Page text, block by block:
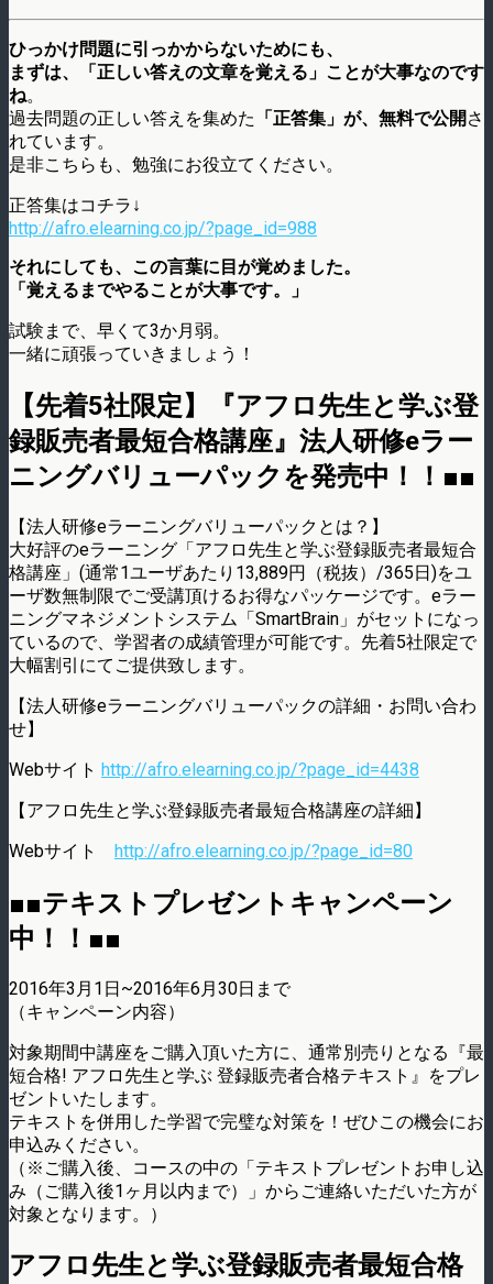
ひっかけ問題に引っかからないためにも、
まずは、「正しい答えの文章を覚える」ことが大事なのです
ね。
過去問題の正しい答えを集めた 「正答集」が、無料で公開 さ
れています。
是非こちらも、勉強にお役立てください。
正答集はコチラ↓
http://afro.elearning.co.jp/?page_id=988
それにしても、この言葉に目が覚めました。
「覚えるまでやることが大事です。」
試験まで、早くて3か月弱。
一緒に頑張っていきましょう！
【先着5社限定】『アフロ先生と学ぶ登
録販売者最短合格講座』法人研修eラー
ニングバリューパックを発売中！！■■
【法人研修eラーニングバリューパックとは？】
大好評のeラーニング「アフロ先生と学ぶ登録販売者最短合
格講座」(通常1ユーザあたり13,889円（税抜）/365日)をユ
ーザ数無制限でご受講頂けるお得なパッケージです。eラー
ニングマネジメントシステム「SmartBrain」がセットになっ
ているので、学習者の成績管理が可能です。先着5社限定で
大幅割引にてご提供致します。
【法人研修eラーニングバリューパックの詳細・お問い合わ
せ】
Webサイト http://afro.elearning.co.jp/?page_id=4438
【アフロ先生と学ぶ登録販売者最短合格講座の詳細】
Webサイト http://afro.elearning.co.jp/?page_id=80
■■テキストプレゼントキャンペーン
中！！■■
2016年3月1日~2016年6月30日まで
（キャンペーン内容）
対象期間中講座をご購入頂いた方に、通常別売りとなる『最
短合格! アフロ先生と学ぶ 登録販売者合格テキスト』をプレ
ゼントいたします。
テキストを併用した学習で完璧な対策を！ぜひこの機会にお
申込みください。
（※ご購入後、コースの中の「テキストプレゼントお申し込
み（ご購入後1ヶ月以内まで）」からご連絡いただいた方が
対象となります。）
アフロ先生と学ぶ登録販売者最短合格